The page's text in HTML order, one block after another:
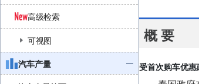
高级检索
可视图
汽车产量
概 要
受首次购车优